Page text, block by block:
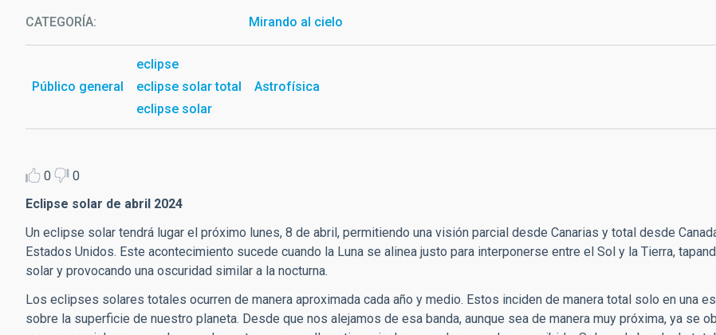
CATEGORÍA Mirando al cielo
Público general
eclipse
eclipse solar total
eclipse solar
Astrofísica
0
0
Eclipse solar de abril 2024
Un eclipse solar tendrá lugar el próximo lunes, 8 de abril, permitiendo una visión parcial desde Canarias y total desde
Estados Unidos. Este acontecimiento sucede cuando la Luna se alinea justo para interponerse entre el Sol y la Tierra,
solar y provocando una oscuridad similar a la nocturna.
Los eclipses solares totales ocurren de manera aproximada cada año y medio. Estos inciden de manera total solo en una
sobre la superficie de nuestro planeta. Desde que nos alejamos de esa banda, aunque sea de manera muy próxima, ya se